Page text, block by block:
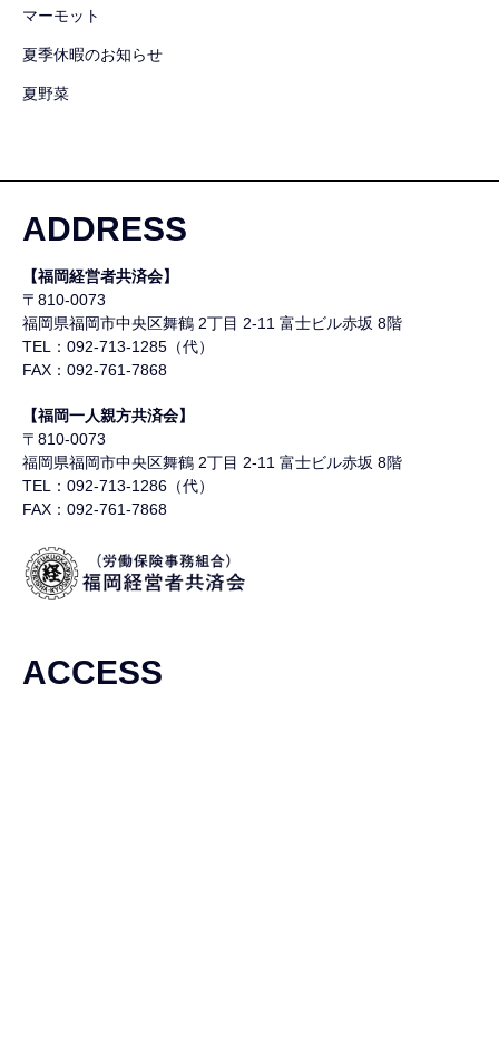
マーモット
夏季休暇のお知らせ
夏野菜
ADDRESS
【福岡経営者共済会】
〒810-0073
福岡県福岡市中央区舞鶴 2丁目 2-11 富士ビル赤坂 8階
TEL：092-713-1285（代）
FAX：092-761-7868
【福岡一人親方共済会】
〒810-0073
福岡県福岡市中央区舞鶴 2丁目 2-11 富士ビル赤坂 8階
TEL：092-713-1286（代）
FAX：092-761-7868
ACCESS